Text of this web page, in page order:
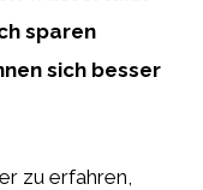
sparen
sich besser
zu erfahren,